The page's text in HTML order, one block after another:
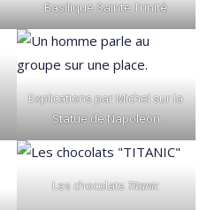
Basilique Sainte Trinité
Explications par Michel sur la
Statue de Napoléon
Les chocolats Titanic